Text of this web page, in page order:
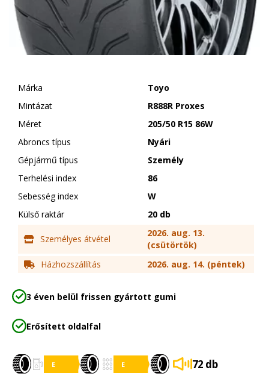
Márka
Toyo
Mintázat
R888R Proxes
Méret
205/50 R15 86W
Abroncs típus
Nyári
Gépjármű típus
Személy
Terhelési index
86
Sebesség index
W
Külső raktár
20 db
Személyes átvétel
2026. aug. 13.
(csütörtök)
Házhozszállítás
2026. aug. 14. (péntek)
3 éven belül frissen gyártott gumi
Erősített oldalfal
72 db